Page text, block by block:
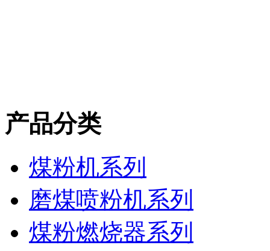
产品分类
煤粉机系列
磨煤喷粉机系列
煤粉燃烧器系列